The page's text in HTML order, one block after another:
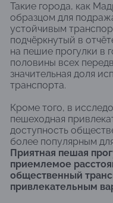
Такие города, как
образцом для
устойчивым
подчёркнутый в
на пешие прогулки в
половины всех
значительная доля
транспорта.
Кроме того, в
пешеходная
доступность
более популярным
Приятная пешая
приемлемое
общественный
привлекательным